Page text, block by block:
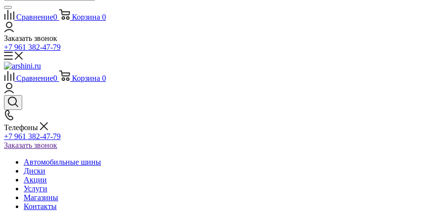
Сравнение0 Корзина 0
Заказать звонок
+7 961 382-47-79
Сравнение0 Корзина 0
Телефоны
+7 961 382-47-79
Заказать звонок
Автомобильные шины
Диски
Акции
Услуги
Магазины
Контакты